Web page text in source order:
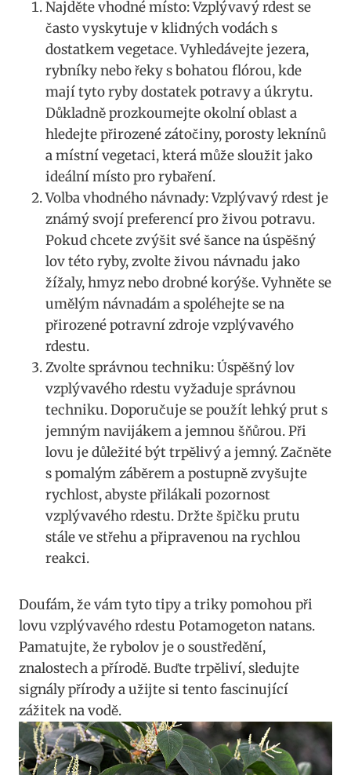
Najděte vhodné místo: Vzplývavý rdest se
často vyskytuje v klidných vodách ⁤s
dostatkem ⁢vegetace. Vyhledávejte jezera,
rybníky nebo‍ řeky​ s​ bohatou flórou,​ kde
mají tyto ‍ryby dostatek potravy a úkrytu.
Důkladně prozkoumejte okolní oblast a
hledejte ​přirozené zátočiny, porosty leknínů
a místní vegetaci, která může sloužit jako
ideální místo‌ pro rybaření.
Volba vhodného návnady: Vzplývavý rdest je⁤
známý svojí preferencí pro živou potravu.
Pokud⁤ chcete zvýšit⁢ své šance ‍na úspěšný
lov této ryby, zvolte živou návnadu jako
žížaly, hmyz ⁣nebo‌ drobné korýše. Vyhněte‍ se
umělým návnadám a spoléhejte se ⁢na
přirozené potravní zdroje vzplývavého
rdestu.
Zvolte správnou techniku: Úspěšný lov‍
vzplývavého rdestu vyžaduje správnou
techniku. Doporučuje se použít lehký prut‌ s ​
jemným ‍navijákem a jemnou šňůrou. Při
lovu‌ je důležité být trpělivý a jemný. Začněte
s pomalým záběrem a postupně zvyšujte
rychlost, abyste přilákali pozornost
vzplývavého rdestu. Držte špičku prutu
stále ve ⁣střehu a připravenou na rychlou
reakci.
Doufám, že vám ⁣tyto tipy ⁣a triky‍ pomohou při
lovu vzplývavého rdestu Potamogeton natans.
Pamatujte, že rybolov je o soustředění,
znalostech a přírodě. Buďte trpěliví, sledujte
signály přírody a užijte si tento fascinující
zážitek na vodě.